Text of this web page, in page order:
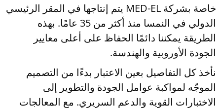
خاصة بشركة MED-EL يتم إنتاجها في المقر الرئيسي
الدولي في النمسا منذ أكثر من 35 عامًا. بهذه
الطريقة يمكننا دائمًا الحفاظ على أعلى معايير
الجودة الأوروبية والهندسة.
نأخذ كل التفاصيل بعين الاعتبار بدءًا من التصميم
الموجّه لمواكبة عوامل الجودة والتطوير إلى
الاختبارات القوية والدعم السريري. مع المعالجات